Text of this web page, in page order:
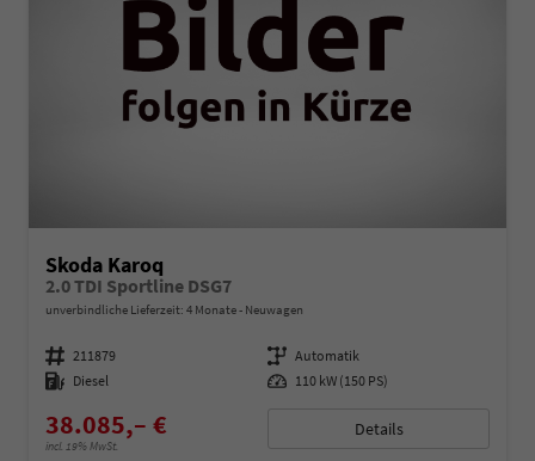
Skoda Karoq
2.0 TDI Sportline DSG7
unverbindliche Lieferzeit: 4 Monate Neuwagen
Fahrzeugnummer 211879 Getriebe Automatik
Kraftstoff Diesel Leistung 110 kW (150 PS)
38.085,– €
incl. 19% MwSt.
Details